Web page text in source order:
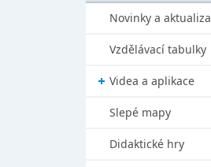
Novinky a
Vzdělávací tabulky
Videa a aplikace
Slepé mapy
Didaktické hry